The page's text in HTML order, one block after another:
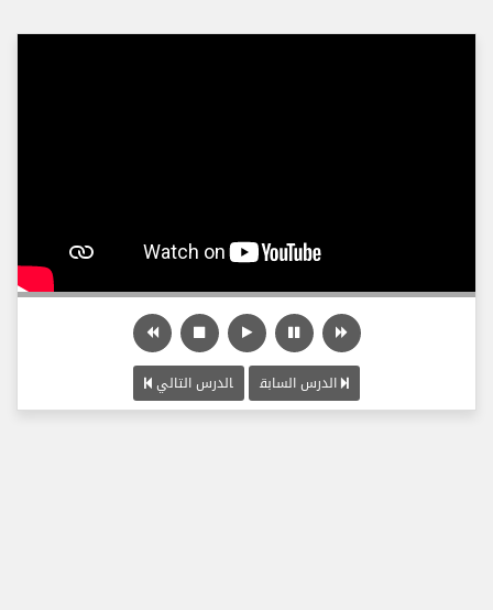
الدرس السابق الدرس التالي